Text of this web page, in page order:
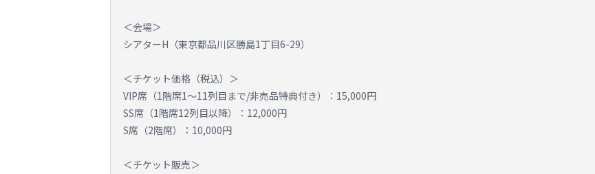
＜会場＞
シアターH（東京都品川区勝島1丁目6-29）
＜チケット価格（税込）＞
VIP席（1階席1～11列目まで/非売品特典付き）：15,000円
SS席（1階席12列目以降）：12,000円
S席（2階席）：10,000円
＜チケット販売＞